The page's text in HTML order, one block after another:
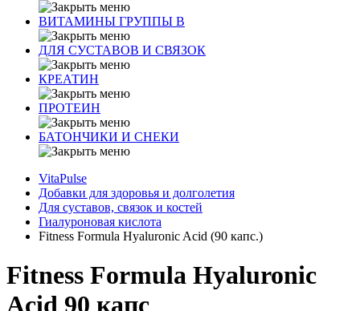
ВИТАМИНЫ ГРУППЫ В
ДЛЯ СУСТАВОВ И СВЯЗОК
КРЕАТИН
ПРОТЕИН
БАТОНЧИКИ И СНЕКИ
VitaPulse
Добавки для здоровья и долголетия
Для суставов, связок и костей
Гиалуроновая кислота
Fitness Formula Hyaluronic Acid (90 капс.)
Fitness Formula Hyaluronic
Acid 90 капс